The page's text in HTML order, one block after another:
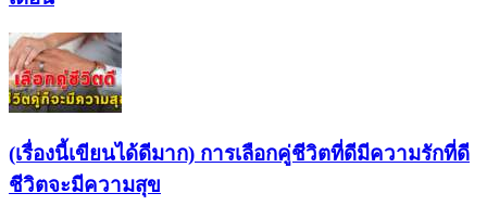
(เรื่องนี้เขียนได้ดีมาก) การเลือกคู่ชีวิตที่ดีมีความรักที่ดี
ชีวิตจะมีความสุข